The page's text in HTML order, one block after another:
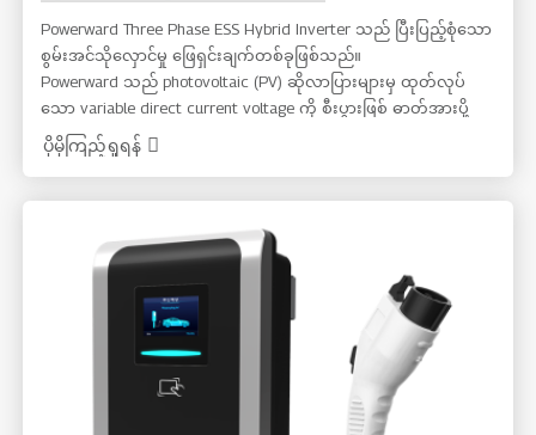
Powerward Three Phase ESS Hybrid Inverter သည် ပြီးပြည့်စုံသော
စွမ်းအင်သိုလှောင်မှု ဖြေရှင်းချက်တစ်ခုဖြစ်သည်။
Powerward သည် photovoltaic (PV) ဆိုလာပြားများမှ ထုတ်လုပ်
သော variable direct current voltage ကို စီးပွားဖြစ် ဓာတ်အားပို့
လွှတ်မှုစနစ် သို့မဟုတ် off-grid grid အသုံးပြုရန် feed back လုပ်နိုင်
သော utility frequency alternating current (AC) inverter အဖြစ်သို့
ယေဘုယျ AC စွမ်းအင်သုံး စက်ပစ္စည်းများနှင့် တွဲဖက်အသုံးပြုနိုင်
ပါသည်။ ဆိုလာ inverters များတွင် PV array နှင့် ကိုက်ညီစေရန်
အထူးအင်္ဂါရပ်များ ရှိပြီး ၎င်းတို့တွင် အမြင့်ဆုံး power point tracking
နှင့် islanding effect protection ကဲ့သို့သော အထူးအင်္ဂါရပ်များ ပါရှိ
ပိုမိုကြည့်ရှုရန်